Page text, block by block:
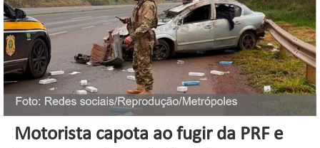
Motorista capota ao fugir da PRF e